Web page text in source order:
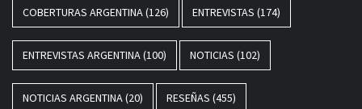
COBERTURAS ARGENTINA(126) ENTREVISTAS (174)
ENTREVISTAS ARGENTINA(100) NOTICIAS (102)
NOTICIAS ARGENTINA(20) RESEÑAS (455)